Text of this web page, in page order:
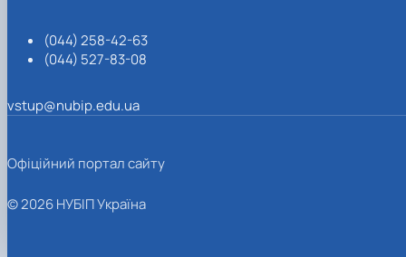
(044) 258-42-63
(044) 527-83-08
vstup@nubip.edu.ua
Офіційний портал сайту
© 2026 НУБІП Україна